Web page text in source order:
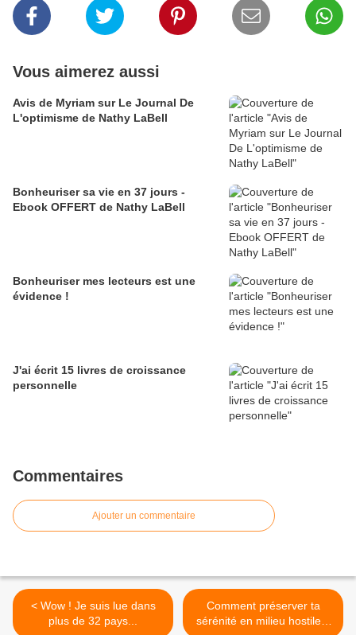
Vous aimerez aussi
Avis de Myriam sur Le Journal De
L'optimisme de Nathy LaBell
Bonheuriser sa vie en 37 jours -
Ebook OFFERT de Nathy LaBell
Bonheuriser mes lecteurs est une
évidence !
J'ai écrit 15 livres de croissance
personnelle
Commentaires
Ajouter un commentaire
< Wow ! Je suis lue dans
plus de 32 pays...
Comment préserver ta
sérénité en milieu hostile ?